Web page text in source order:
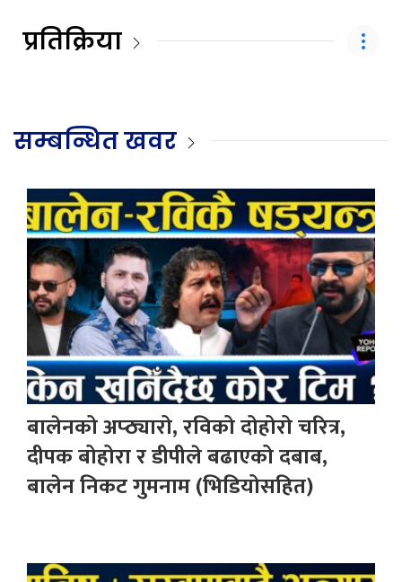
प्रतिक्रिया
सम्बन्धित खवर
बालेनको अप्ठ्यारो, रविको दोहोरो चरित्र,
दीपक बोहोरा र डीपीले बढाएको दबाब,
बालेन निकट गुमनाम (भिडियोसहित)